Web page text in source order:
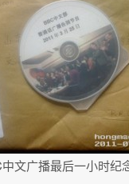
文广播最后一小时纪